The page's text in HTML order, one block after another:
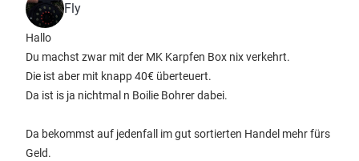
Fly
Hallo
Du machst zwar mit der MK Karpfen Box nix verkehrt.
Die ist aber mit knapp 40€ überteuert.
Da ist is ja nichtmal n Boilie Bohrer dabei.
Da bekommst auf jedenfall im gut sortierten Handel mehr fürs
Geld.